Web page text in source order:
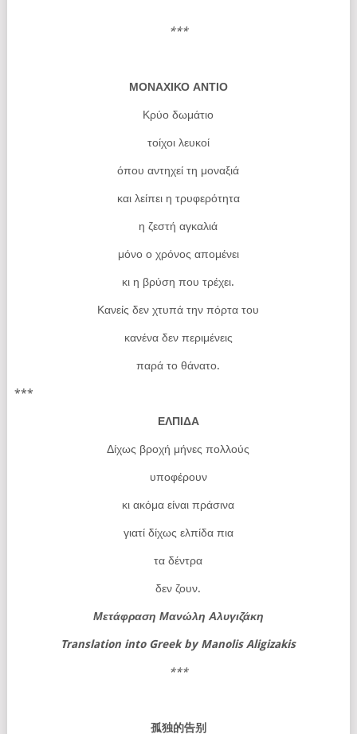
***
ΜΟΝΑΧΙΚΟ ΑΝΤΙΟ
Κρύο δωμάτιο
τοίχοι λευκοί
όπου αντηχεί τη μοναξιά
και λείπει η τρυφερότητα
η ζεστή αγκαλιά
μόνο ο χρόνος απομένει
κι η βρύση που τρέχει.
Κανείς δεν χτυπά την πόρτα του
κανένα δεν περιμένεις
παρά το θάνατο.
***
ΕΛΠΙΔΑ
Δίχως βροχή μήνες πολλούς
υποφέρουν
κι ακόμα είναι πράσινα
γιατί δίχως ελπίδα πια
τα δέντρα
δεν ζουν.
Μετάφραση Μανώλη Αλυγιζάκη
Translation into Greek byManolis Aligizakis
***
孤独的告别